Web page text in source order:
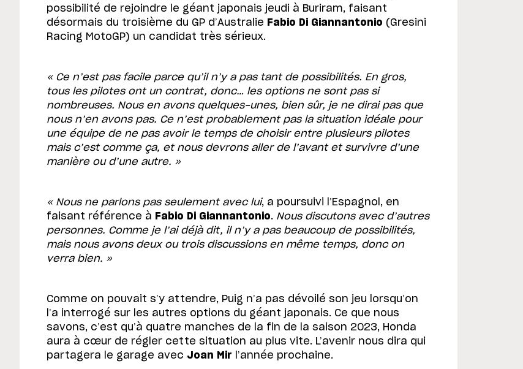
possibilité de rejoindre le géant japonais jeudi à Buriram, faisant
désormais du troisième du GP d’Australie Fabio Di Giannantonio (Gresini
Racing MotoGP) un candidat très sérieux.
« Ce n’est pas facile parce qu’il n’y a pas tant de possibilités. En gros,
tous les pilotes ont un contrat, donc… les options ne sont pas si
nombreuses. Nous en avons quelques-unes, bien sûr, je ne dirai pas que
nous n’en avons pas. Ce n’est probablement pas la situation idéale pour
une équipe de ne pas avoir le temps de choisir entre plusieurs pilotes
mais c’est comme ça, et nous devrons aller de l’avant et survivre d’une
manière ou d’une autre. »
« Nous ne parlons pas seulement avec lui, a poursuivi l’Espagnol, en
faisant référence à Fabio Di Giannantonio. Nous discutons avec d’autres
personnes. Comme je l’ai déjà dit, il n’y a pas beaucoup de possibilités,
mais nous avons deux ou trois discussions en même temps, donc on
verra bien. »
Comme on pouvait s’y attendre, Puig n’a pas dévoilé son jeu lorsqu’on
l’a interrogé sur les autres options du géant japonais. Ce que nous
savons, c’est qu’à quatre manches de la fin de la saison 2023, Honda
aura à cœur de régler cette situation au plus vite. L’avenir nous dira qui
partagera le garage avec Joan Mir l’année prochaine.